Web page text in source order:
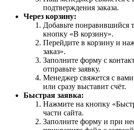
подтверждения заказа.
Через корзину:
Добавьте понравившийся
кнопку «В корзину».
Перейдите в корзину и
заказ».
Заполните форму с
отправьте заявку.
Менеджер свяжется с
или сразу выставит счёт.
Быстрая заявка:
Нажмите на кнопку
части сайта.
Заполните форму и при